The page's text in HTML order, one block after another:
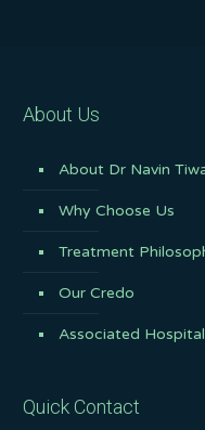
About Us
About Dr Navin
Why Choose Us
Treatment
Our Credo
Associated
Quick Contact